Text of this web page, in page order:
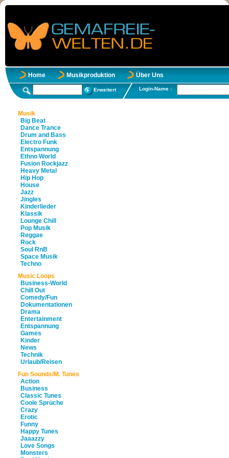
Home Musikproduktion Über Uns
Erweitert Login-Name :
Musik
Big Beat
Dance Trance
Drum and Bass
Electro Funk
Entspannung
Ethno World
Fusion Rockjazz
Heavy Metal
Hip Hop
House
Jazz
Jingles
Kinderlieder
Klassik
Lounge Chill
Pop Musik
Reggae
Rock
Soul RnB
Space Musik
Techno
Music Loops
Business-World
Chill Out
Comedy/Fun
Dokumentationen
Drama
Entertainment
Entspannung
Games
Kinder
News
Technik
Urlaub/Reisen
Fun Sounds/M. Tunes
Action
Business
Classic Tunes
Coole Sprüche
Crazy
Erotic
Funny
Happy Tunes
Jaaazzy
Love Songs
Monsters